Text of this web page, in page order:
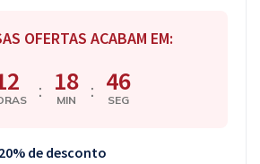
OFERTAS ACABAM EM:
: 18
MIN : 45
SEG
de desconto